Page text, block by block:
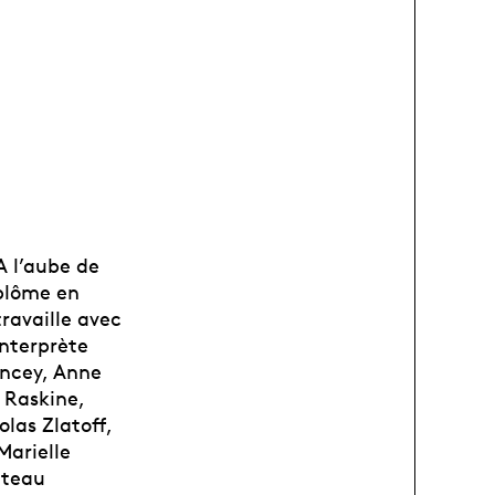
l’aube de
en
avec
Anne
Zlatoff,